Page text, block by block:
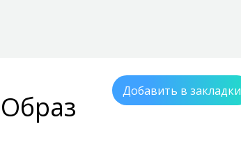
Добавить в закладки